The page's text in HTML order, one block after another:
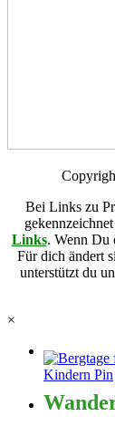
Bei Links zu
Links. Wenn Du
Für dich ändert
unterstützt du
×